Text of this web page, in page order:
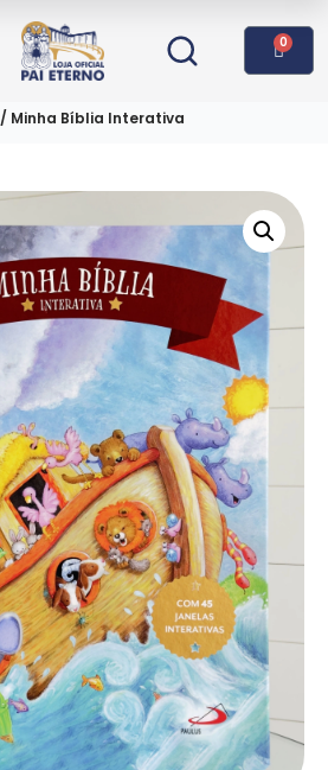
0
/ Minha Bíblia Interativa